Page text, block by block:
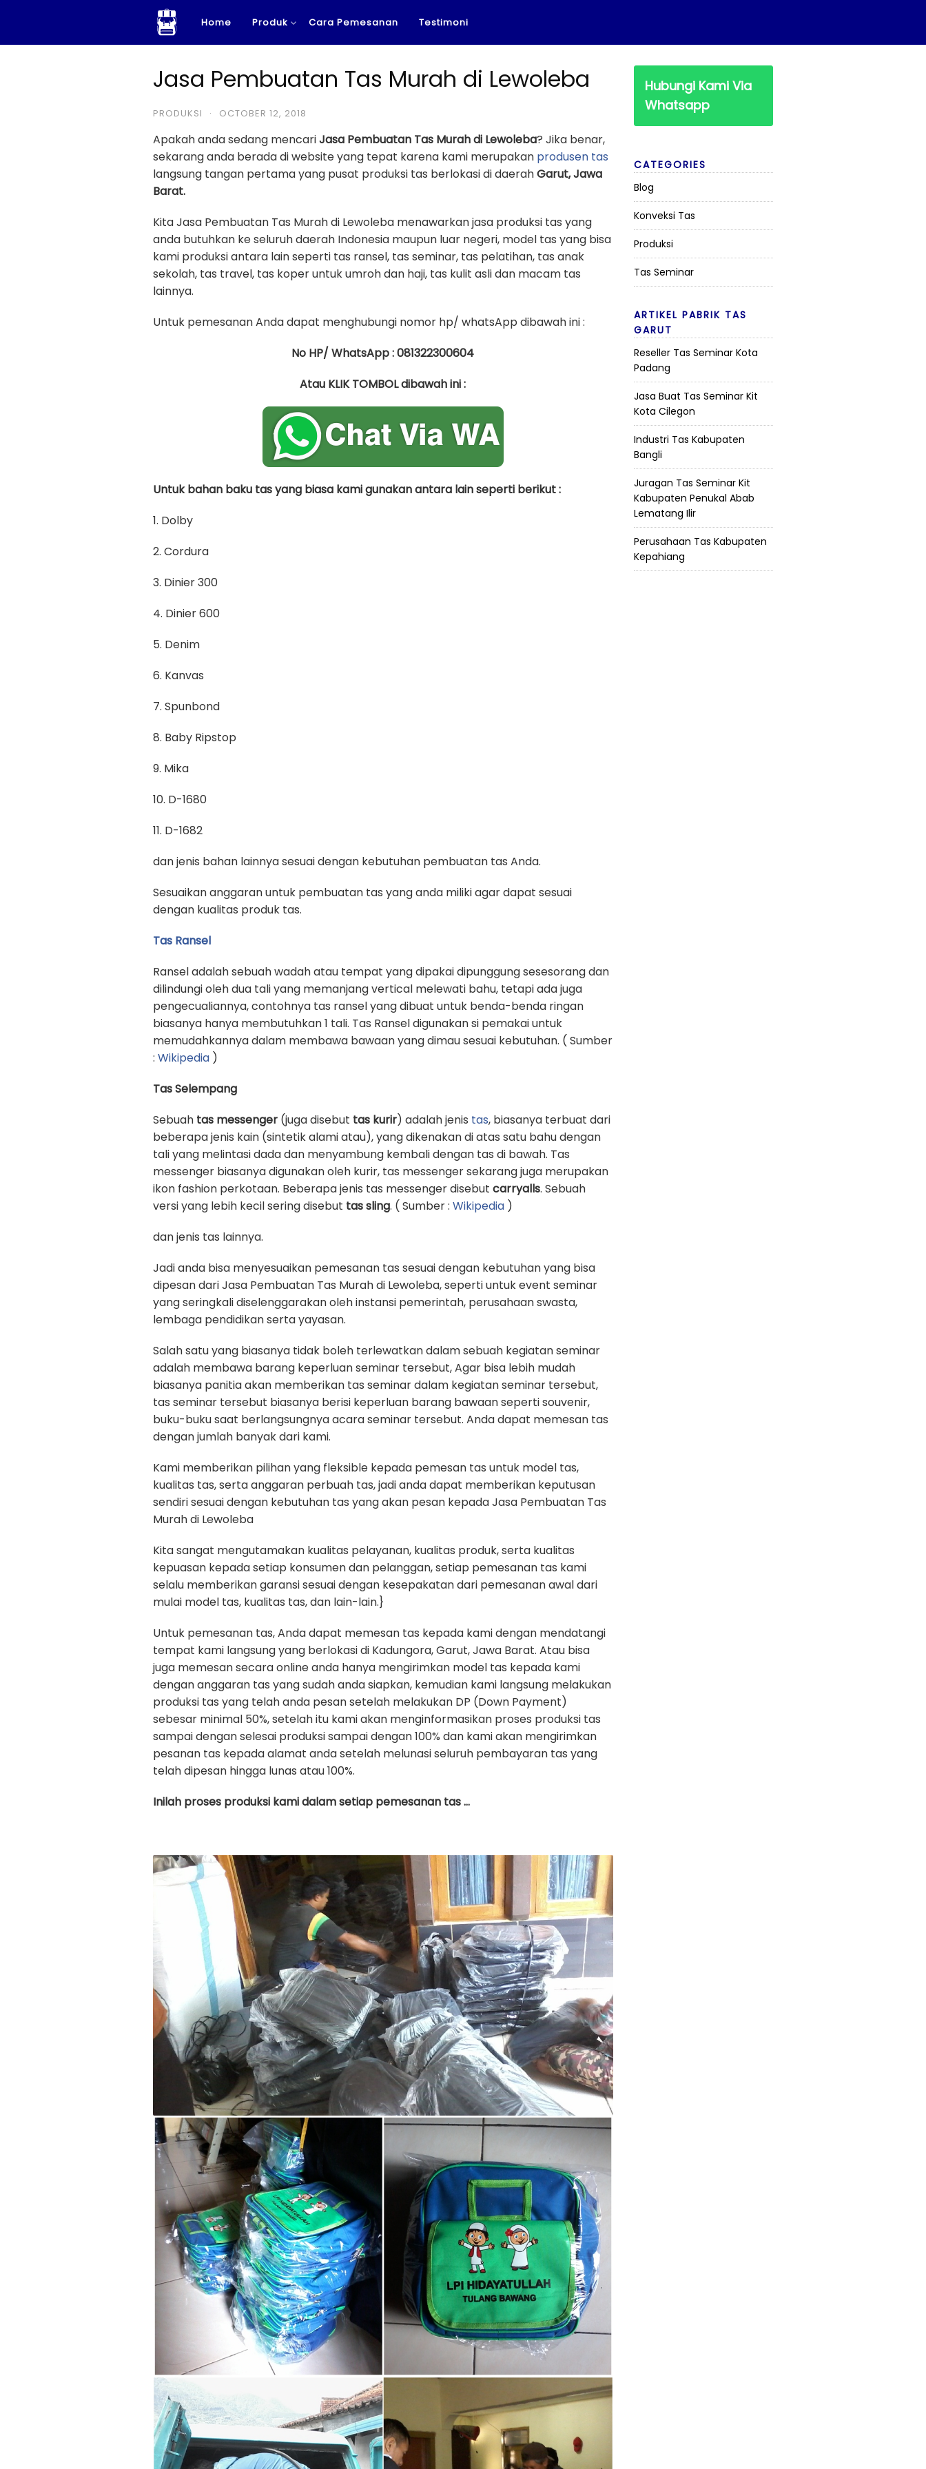
content
Home Produk Cara Pemesanan Testimoni
Jasa Pembuatan Tas Murah di Lewoleba
PRODUKSI · OCTOBER 12, 2018
Apakah anda sedang mencariJasa Pembuatan Tas Murah di Lewoleba? Jika benar,
sekarang anda berada di website yang tepat karena kami merupakan produsen tas
langsung tangan pertama yang pusat produksi tas berlokasi di daerahGarut, Jawa
Barat.
Kita Jasa Pembuatan Tas Murah di Lewoleba menawarkan jasa produksi tas yang
anda butuhkan ke seluruh daerah Indonesia maupun luar negeri, model tas yang bisa
kami produksi antara lain seperti tas ransel, tas seminar, tas pelatihan, tas anak
sekolah, tas travel, tas koper untuk umroh dan haji, tas kulit asli dan macam tas
lainnya.
Untuk pemesanan Anda dapat menghubungi nomor hp/ whatsApp dibawah ini :
No HP/ WhatsApp : 081322300604
Atau KLIK TOMBOL dibawah ini :
Untuk bahan baku tas yang biasa kami gunakan antara lain seperti berikut :
1. Dolby
2. Cordura
3. Dinier 300
4. Dinier 600
5. Denim
6. Kanvas
7. Spunbond
8. Baby Ripstop
9. Mika
10. D-1680
11. D-1682
dan jenis bahan lainnya sesuai dengan kebutuhan pembuatan tas Anda.
Sesuaikan anggaran untuk pembuatan tas yang anda miliki agar dapat sesuai
dengan kualitas produk tas.
Tas Ransel
Ransel adalah sebuah wadah atau tempat yang dipakai dipunggung sesesorang dan
dilindungi oleh dua tali yang memanjang vertical melewati bahu, tetapi ada juga
pengecualiannya, contohnya tas ransel yang dibuat untuk benda-benda ringan
biasanya hanya membutuhkan 1 tali. Tas Ransel digunakan si pemakai untuk
memudahkannya dalam membawa bawaan yang dimau sesuai kebutuhan. ( Sumber
: Wikipedia )
Tas Selempang
Sebuah tas messenger (juga disebut tas kurir) adalah jenis tas, biasanya terbuat dari
beberapa jenis kain (sintetik alami atau), yang dikenakan di atas satu bahu dengan
tali yang melintasi dada dan menyambung kembali dengan tas di bawah. Tas
messenger biasanya digunakan oleh kurir, tas messenger sekarang juga merupakan
ikon fashion perkotaan. Beberapa jenis tas messenger disebut carryalls. Sebuah
versi yang lebih kecil sering disebut tas sling. ( Sumber : Wikipedia )
dan jenis tas lainnya.
Jadi anda bisa menyesuaikan pemesanan tas sesuai dengan kebutuhan yang bisa
dipesan dari Jasa Pembuatan Tas Murah di Lewoleba, seperti untuk event seminar
yang seringkali diselenggarakan oleh instansi pemerintah, perusahaan swasta,
lembaga pendidikan serta yayasan.
Salah satu yang biasanya tidak boleh terlewatkan dalam sebuah kegiatan seminar
adalah membawa barang keperluan seminar tersebut, Agar bisa lebih mudah
biasanya panitia akan memberikan tas seminar dalam kegiatan seminar tersebut,
tas seminar tersebut biasanya berisi keperluan barang bawaan seperti souvenir,
buku-buku saat berlangsungnya acara seminar tersebut. Anda dapat memesan tas
dengan jumlah banyak dari kami.
Kami memberikan pilihan yang fleksible kepada pemesan tas untuk model tas,
kualitas tas, serta anggaran perbuah tas, jadi anda dapat memberikan keputusan
sendiri sesuai dengan kebutuhan tas yang akan pesan kepada Jasa Pembuatan Tas
Murah di Lewoleba
Kita sangat mengutamakan kualitas pelayanan, kualitas produk, serta kualitas
kepuasan kepada setiap konsumen dan pelanggan, setiap pemesanan tas kami
selalu memberikan garansi sesuai dengan kesepakatan dari pemesanan awal dari
mulai model tas, kualitas tas, dan lain-lain.}
Untuk pemesanan tas, Anda dapat memesan tas kepada kami dengan mendatangi
tempat kami langsung yang berlokasi di Kadungora, Garut, Jawa Barat. Atau bisa
juga memesan secara online anda hanya mengirimkan model tas kepada kami
dengan anggaran tas yang sudah anda siapkan, kemudian kami langsung melakukan
produksi tas yang telah anda pesan setelah melakukan DP (Down Payment)
sebesar minimal 50%, setelah itu kami akan menginformasikan proses produksi tas
sampai dengan selesai produksi sampai dengan 100% dan kami akan mengirimkan
pesanan tas kepada alamat anda setelah melunasi seluruh pembayaran tas yang
telah dipesan hingga lunas atau 100%.
Inilah proses produksi kami dalam setiap pemesanan tas …
Hubungi Kami Via
Whatsapp
CATEGORIES
Blog
Konveksi Tas
Produksi
Tas Seminar
ARTIKEL PABRIK TAS
GARUT
Reseller Tas Seminar Kota
Padang
Jasa Buat Tas Seminar Kit
Kota Cilegon
Industri Tas Kabupaten
Bangli
Juragan Tas Seminar Kit
Kabupaten Penukal Abab
Lematang Ilir
Perusahaan Tas Kabupaten
Kepahiang